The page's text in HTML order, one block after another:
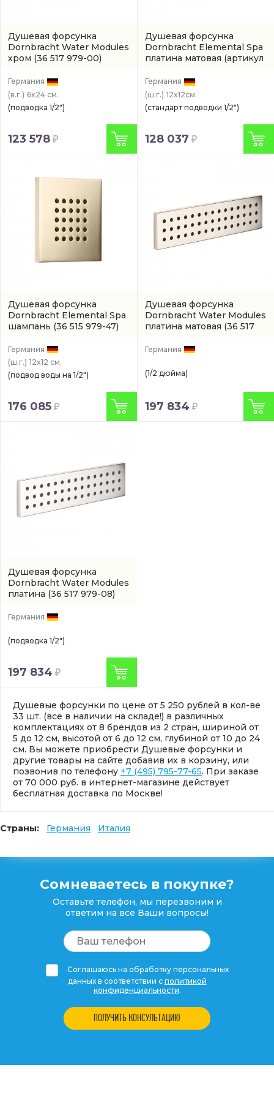
Душевая форсунка
Dornbracht Water Modules
хром (36 517 979-00)
Германия
(в.г.) 6x24 см.
(подводка 1/2")
123 578
Душевая форсунка
Dornbracht Elemental Spa
платина матовая (артикул
Германия
(ш.г.) 12x12см.
(стандарт подводки 1/2")
128 037
Душевая форсунка
Dornbracht Elemental Spa
шампань (36 515 979-47)
Германия
(ш.г.) 12x12 см.
(подвод воды на 1/2")
176 085
Душевая форсунка
Dornbracht Water Modules
платина матовая (36 517
Германия
(1/2 дюйма)
197 834
Душевая форсунка
Dornbracht Water Modules
платина (36 517 979-08)
Германия
(подводка 1/2")
197 834
Душевые форсунки по цене от 5 250 рублей в кол-ве
33 шт. (все в наличии на складе!) в различных
комплектациях от 8 брендов из 2 стран, шириной от
5 до 12 см, высотой от 6 до 12 см, глубиной от 10 до 24
см. Вы можете приобрести Душевые форсунки и
другие товары на сайте добавив их в корзину, или
позвонив по телефону +7 (495) 795-77-65. При заказе
от 70 000 руб. в интернет-магазине действует
бесплатная доставка по Москве!
Страны: Германия Италия
Сомневаетесь в покупке?
Оставьте телефон, мы перезвоним и
ответим на все Ваши вопросы!
Соглашаюсь на обработку персональных
данных в соответствии с политикой
конфиденциальности.
ПОЛУЧИТЬ КОНСУЛЬТАЦИЮ